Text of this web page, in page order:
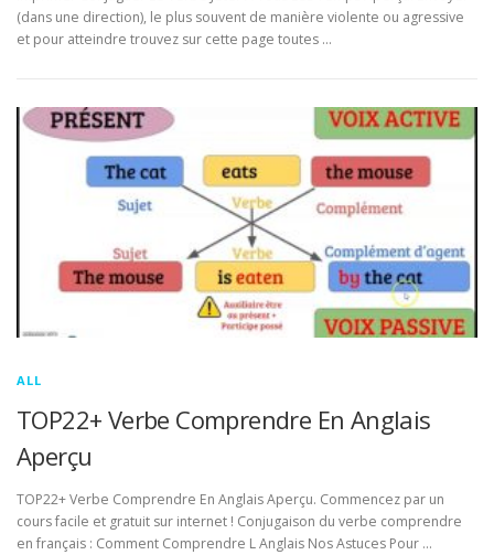
(dans une direction), le plus souvent de manière violente ou agressive
et pour atteindre trouvez sur cette page toutes …
ALL
TOP22+ Verbe Comprendre En Anglais
Aperçu
TOP22+ Verbe Comprendre En Anglais Aperçu. Commencez par un
cours facile et gratuit sur internet ! Conjugaison du verbe comprendre
en français : Comment Comprendre L Anglais Nos Astuces Pour …